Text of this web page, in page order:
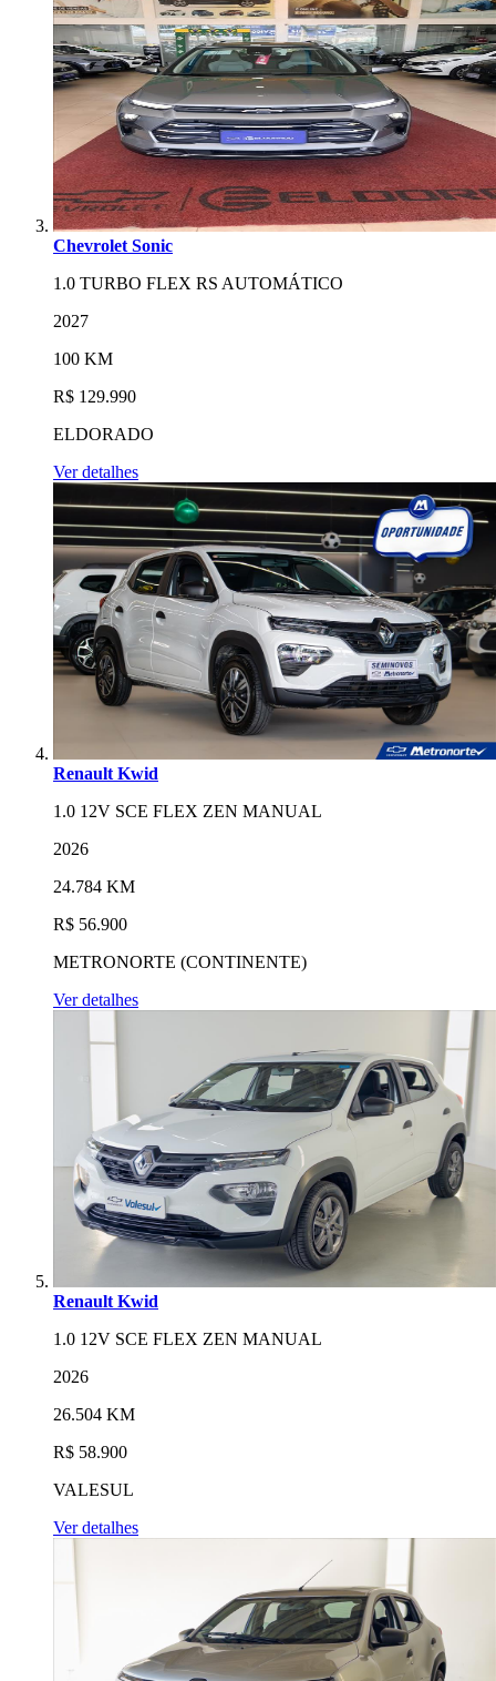
Chevrolet Sonic
1.0 TURBO FLEX RS AUTOMÁTICO
2027
100 KM
R$ 129.990
ELDORADO
Ver detalhes
Renault Kwid
1.0 12V SCE FLEX ZEN MANUAL
2026
24.784 KM
R$ 56.900
METRONORTE (CONTINENTE)
Ver detalhes
Renault Kwid
1.0 12V SCE FLEX ZEN MANUAL
2026
26.504 KM
R$ 58.900
VALESUL
Ver detalhes